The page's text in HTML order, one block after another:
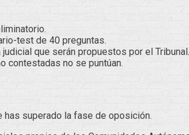
test de 40 preguntas.
que serán propuestos por el Tribunal.
contestadas no se puntúan.
superado la fase de oposición.